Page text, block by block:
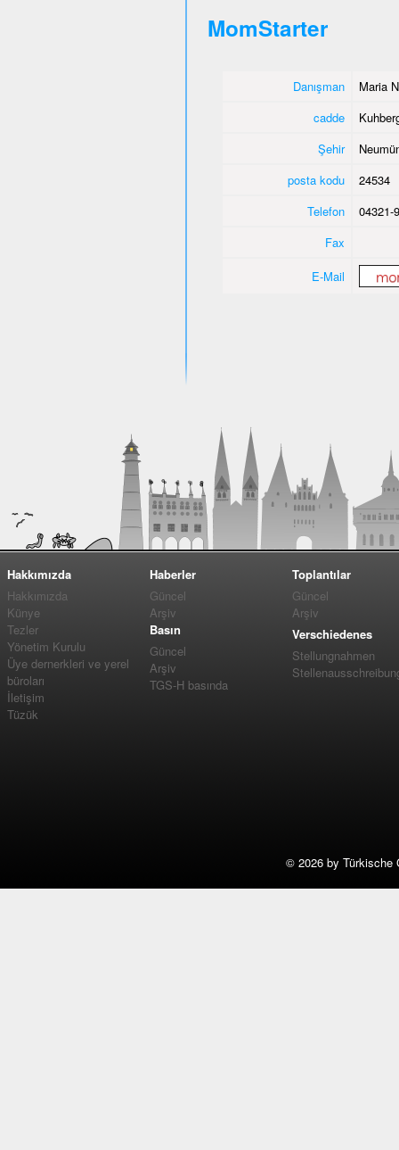
MomStarter
Danışman
Maria
cadde
Şehir
posta kodu
24534
Telefon
04321-
Fax
E-Mail
Hakkımızda
Hakkımızda
Künye
Tezler
Yönetim Kurulu
Üye dernerkleri ve yerel
büroları
İletişim
Tüzük
Haberler
Güncel
Arşiv
Basın
Güncel
Arşiv
TGS-H basında
Toplantılar
Güncel
Arşiv
Verschiedenes
Stellungnahmen
© 2026 by Türkische